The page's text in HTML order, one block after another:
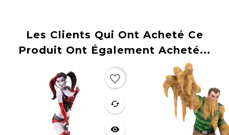
Les Clients Qui Ont Acheté Ce
Produit Ont Également Acheté...
favorite
cached
visibility
favorite_border